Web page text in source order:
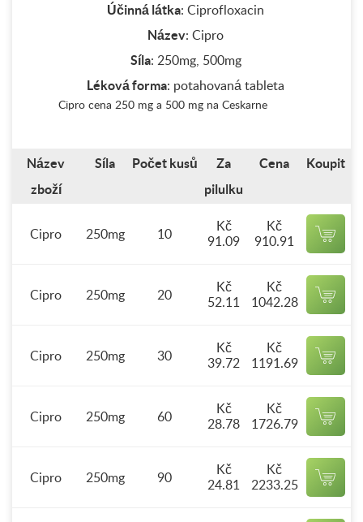
Účinná látka: Ciprofloxacin
Název: Cipro
Síla: 250mg, 500mg
Léková forma: potahovaná tableta
Cipro cena 250 mg a 500 mg na Ceskarne
Název
zboží
Síla Počet kusů
Za
pilulku
Cena Koupit
Cipro 250mg 10
Kč
91.09
Kč
910.91
Cipro 250mg 20
Kč
52.11
Kč
1042.28
Cipro 250mg 30
Kč
39.72
Kč
1191.69
Cipro 250mg 60
Kč
28.78
Kč
1726.79
Cipro 250mg 90
Kč
24.81
Kč
2233.25